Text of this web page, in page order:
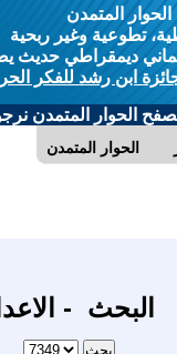
المتمدن
تطوعية وغير ربحية
ديمقراطي حديث
ابن رشد للفكر الحر
الحوار المتمدن
الحوار المتمدن
البحث -